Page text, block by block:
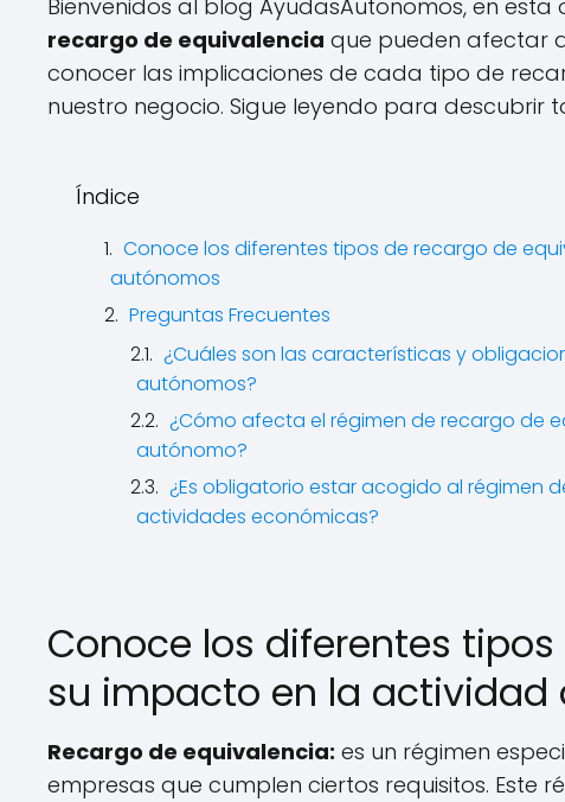
Bienvenidos al blog AyudasAutonomos, en
recargo de equivalencia que pueden afectar
conocer las implicaciones de cada tipo de
nuestro negocio. Sigue leyendo para descubrir
Índice
Conoce los diferentes tipos de recargo de
autónomos
Preguntas Frecuentes
¿Cuáles son las características y
autónomos?
¿Cómo afecta el régimen de recargo de
autónomo?
¿Es obligatorio estar acogido al régimen
actividades económicas?
Conoce los diferentes
su impacto en la actividad
Recargo de equivalencia: es un régimen
empresas que cumplen ciertos requisitos. Este